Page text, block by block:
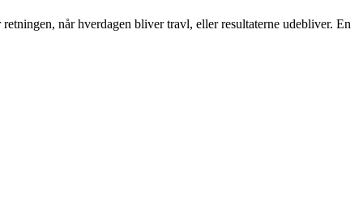
når hverdagen bliver travl, eller resultaterne udebliver. En